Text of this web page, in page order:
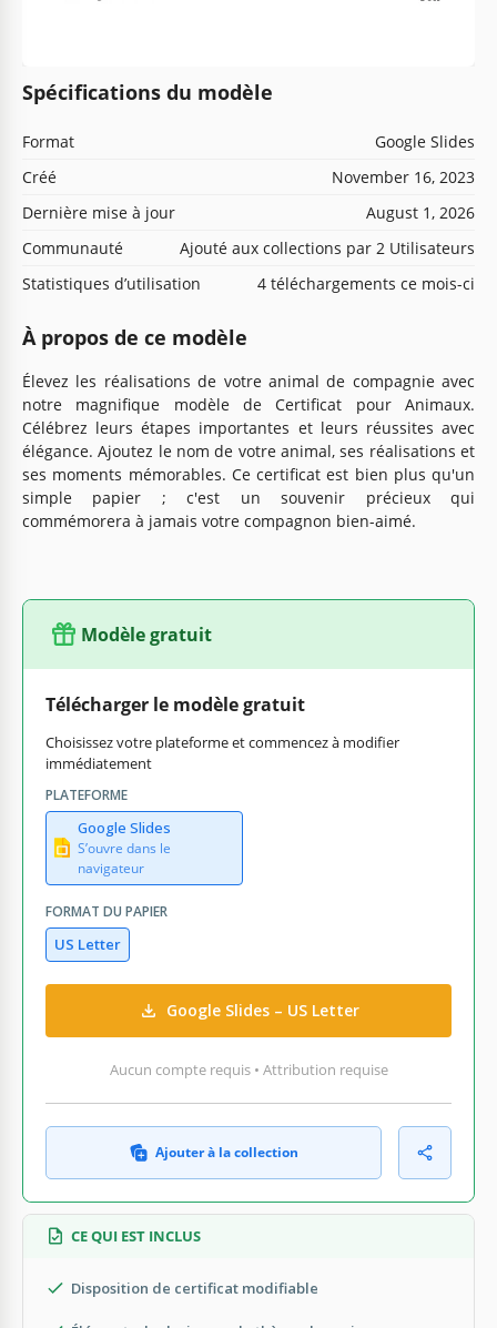
Spécifications du modèle
Format
Google Slides
Créé
November 16, 2023
Dernière mise à jour
August 1, 2026
Communauté
Ajouté aux collections par 2 Utilisateurs
Statistiques d’utilisation
4 téléchargements ce mois-ci
À propos de ce modèle
Élevez les réalisations de votre animal de compagnie avec
notre magnifique modèle de Certificat pour Animaux.
Célébrez leurs étapes importantes et leurs réussites avec
élégance. Ajoutez le nom de votre animal, ses réalisations et
ses moments mémorables. Ce certificat est bien plus qu'un
simple papier ; c'est un souvenir précieux qui
commémorera à jamais votre compagnon bien-aimé.
Modèle gratuit
Télécharger le modèle gratuit
Choisissez votre plateforme et commencez à modifier
immédiatement
PLATEFORME
Google Slides
S’ouvre dans le
navigateur
FORMAT DU PAPIER
US Letter
Google Slides – US Letter
Aucun compte requis • Attribution requise
Ajouter à la collection
CE QUI EST INCLUS
Disposition de certificat modifiable